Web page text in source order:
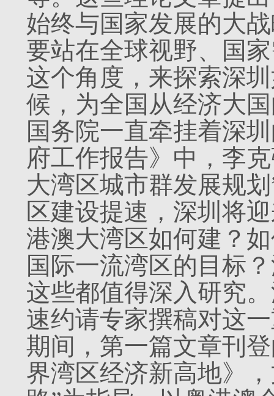
始终与国家发展的大
要站在全球视野、国
这个角度，来探索深
候，为全国从经济大
国务院一直牵挂着深
府工作报告》中，李
大湾区城市群发展规
区建设提速，深圳将
港澳大湾区如何建？
国际一流湾区的目标
这些都值得深入研究
速约请专家撰稿对这
期间，第一篇文章刊
界湾区经济新高地》